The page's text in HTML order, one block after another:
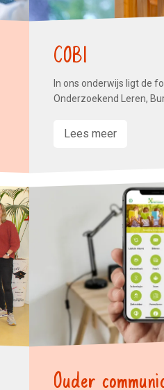
COBI
In ons onderwijs ligt de
Onderzoekend Leren,
Lees meer
Ouder